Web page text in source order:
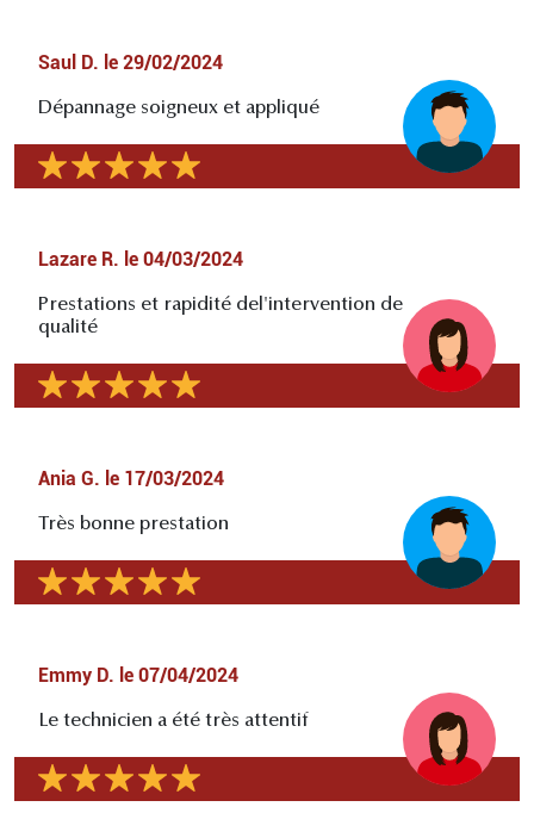
Saul D. le 29/02/2024
Dépannage soigneux et appliqué
Lazare R. le 04/03/2024
Prestations et rapidité del'intervention de
qualité
Ania G. le 17/03/2024
Très bonne prestation
Emmy D. le 07/04/2024
Le technicien a été très attentif